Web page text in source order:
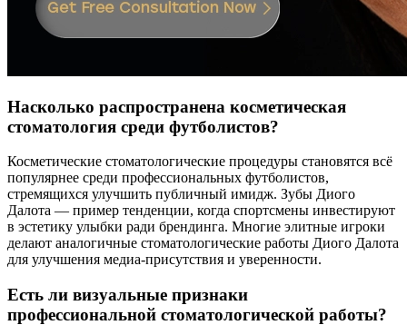
Насколько распространена косметическая
стоматология среди футболистов?
Косметические стоматологические процедуры становятся всё
популярнее среди профессиональных футболистов,
стремящихся улучшить публичный имидж. Зубы Диого
Далота — пример тенденции, когда спортсмены инвестируют
в эстетику улыбки ради брендинга. Многие элитные игроки
делают аналогичные стоматологические работы Диого Далота
для улучшения медиа-присутствия и уверенности.
Есть ли визуальные признаки
профессиональной стоматологической работы?